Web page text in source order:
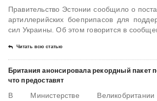
Правительство Эстонии сообщило о
артиллерийских боеприпасов для
сил Украины. Об этом говорится в
Читать всю статью
Британия анонсировала рекордный пакет
что предоставят
В Министерстве